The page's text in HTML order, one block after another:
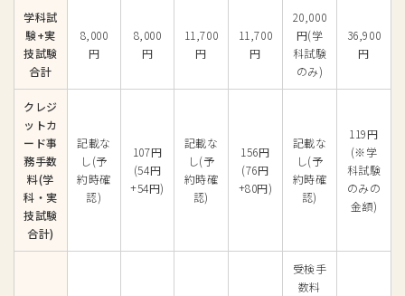
学科試
験+実
技試験
合計
8,000
円
8,000
円
11,700
円
11,700
円
20,000
円(学
科試験
のみ)
36,900
円
クレジ
ットカ
ード事
務手数
料(学
科・実
技試験
合計)
記載な
し(予
約時確
認)
107円
(54円
+54円)
記載な
し(予
約時確
認)
156円
(76円
+80円)
記載な
し(予
約時確
認)
119円
(※学
科試験
のみの
金額)
受検手
数料